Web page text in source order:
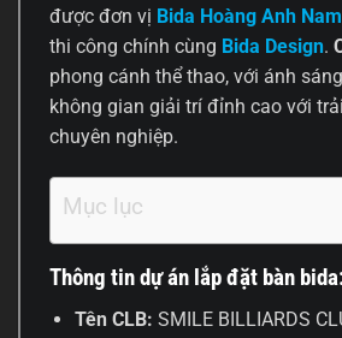
được đơn vị Bida Hoàng Anh
thi công chính cùng Bida Design.
phong cánh thể thao, với ánh
không gian giải trí đỉnh cao với
chuyên nghiệp.
Mục lục
Thông tin dự án lắp đặt bàn
Tên CLB: SMILE BILLIARDS